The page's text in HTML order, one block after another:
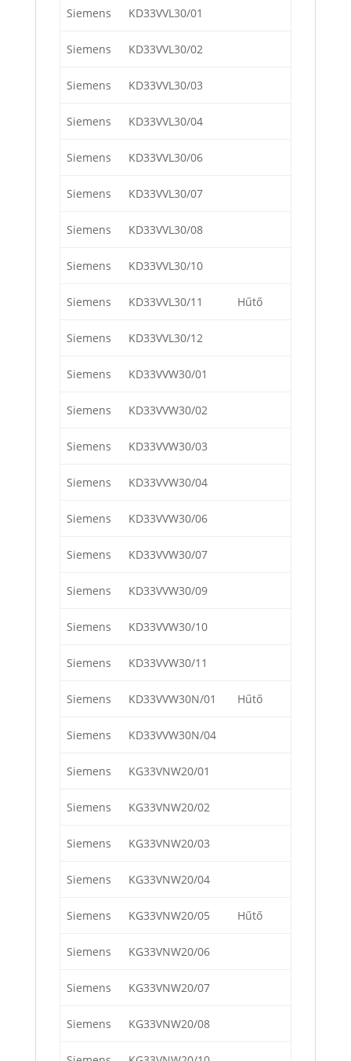
Siemens KD33VVL30/01
Siemens KD33VVL30/02
Siemens KD33VVL30/03
Siemens KD33VVL30/04
Siemens KD33VVL30/06
Siemens KD33VVL30/07
Siemens KD33VVL30/08
Siemens KD33VVL30/10
Siemens KD33VVL30/11 Hűtő
Siemens KD33VVL30/12
Siemens KD33VVW30/01
Siemens KD33VVW30/02
Siemens KD33VVW30/03
Siemens KD33VVW30/04
Siemens KD33VVW30/06
Siemens KD33VVW30/07
Siemens KD33VVW30/09
Siemens KD33VVW30/10
Siemens KD33VVW30/11
Siemens KD33VVW30N/01 Hűtő
Siemens KD33VVW30N/04
Siemens KG33VNW20/01
Siemens KG33VNW20/02
Siemens KG33VNW20/03
Siemens KG33VNW20/04
Siemens KG33VNW20/05 Hűtő
Siemens KG33VNW20/06
Siemens KG33VNW20/07
Siemens KG33VNW20/08